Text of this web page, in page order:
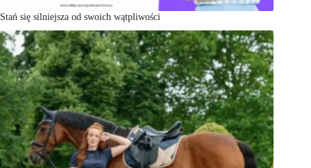
Stań się silniejsza od swoich wątpliwości